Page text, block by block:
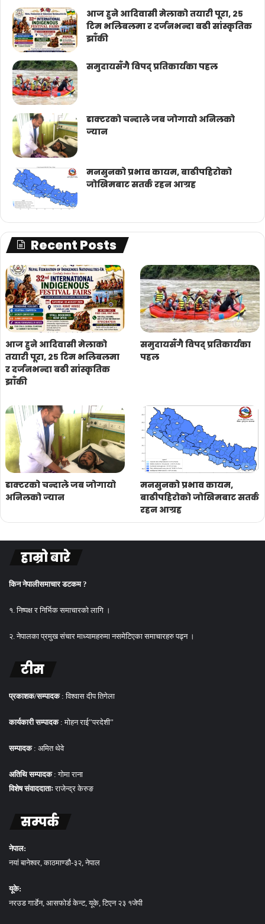
आज हुने आदिवासी मेलाको तयारी पूरा, २५
टिम भलिबलमा र दर्जनभन्दा बढी सांस्कृतिक
झाँकी
समुदायसँगै विपद् प्रतिकार्यका पहल
डाक्टरको चन्दाले जब जोगायो अनिलको
ज्यान
मनसुनको प्रभाव कायम, बाढीपहिरोको
जोखिमबाट सतर्क रहन आग्रह
Recent Posts
आज हुने आदिवासी मेलाको
तयारी पूरा, २५ टिम भलिबलमा
र दर्जनभन्दा बढी सांस्कृतिक
झाँकी
समुदायसँगै विपद् प्रतिकार्यका
पहल
डाक्टरको चन्दाले जब जोगायो
अनिलको ज्यान
मनसुनको प्रभाव कायम,
बाढीपहिरोको जोखिमबाट सतर्क
रहन आग्रह
हाम्रो बारे
किन नेपालीसमाचार डटकम ?
१. निष्पक्ष र निर्भिक समाचारको लागि ।
२. नेपालका प्रमुख संचार माध्यामहरुमा नसमेटिएका समाचारहरु पढ्न ।
टीम
प्रकाशक/सम्पादक : विश्वास दीप तिगेला
कार्यकारी सम्पादक: मोहन राई”परदेशी”
सम्पादक: अमित थेवे
अतिथि सम्पादक: गोमा राना
विशेष संवाददाताःराजेन्द्र केरुङ
सम्पर्क
नेपाल:
नयां बानेश्वर, काठमाण्डौ-३२, नेपाल
यूके:
नरउड गार्डेन, आसफोर्ड केन्ट, यूके, टिएन २३ १जेपी